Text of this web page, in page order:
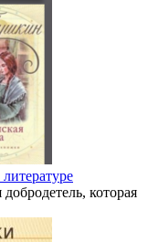
которая